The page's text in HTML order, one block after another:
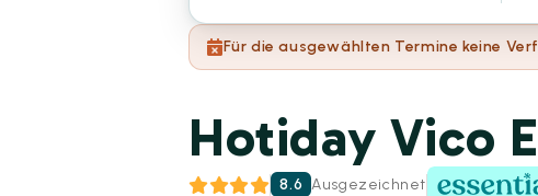
Für die ausgewählten Termine keine
Hotiday Vico
8.6 Ausgezeichnet